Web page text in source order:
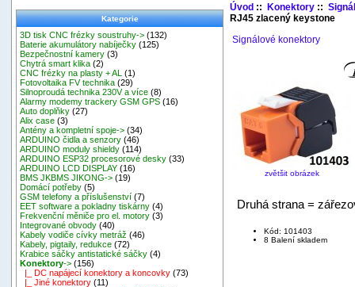
Kategorie
3D tisk CNC frézky soustruhy-> (132)
Baterie akumulátory nabíječky (125)
Bezpečnostní kamery (3)
Chytrá smart klika (2)
CNC frézky na plasty + AL
(1)
Fotovoltaika FV technika (29)
Silnoproudá technika 230V a více (8)
Alarmy modemy trackery GSM GPS (16)
Auto doplňky (27)
Alix case (3)
Antény a kompletní spoje-> (34)
ARDUINO čidla a senzory (46)
ARDUINO moduly shieldy (114)
ARDUINO ESP32 procesorové desky (33)
ARDUINO LCD DISPLAY (16)
BMS JKBMS JIKONG-> (19)
Domácí potřeby (5)
GSM telefony a příslušenství (7)
EET software a pokladny tiskárny (4)
Frekvenční měniče pro el. motory (3)
Integrované obvody (40)
Kabely vodiče cívky metráž (46)
Kabely, pigtaily, redukce (72)
Krabice sáčky antistatické sáčky (4)
Konektory-> (156)
|_ DC napájecí konektory a koncovky (73)
|_ Jiné konektory (11)
Úvod:: Konektory::
RJ45 zlacený keystone
Signálové konektory
zvětšit obrázek
Druhá strana =
Kód: 101403
8 Balení skladem